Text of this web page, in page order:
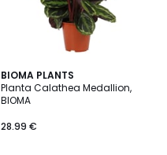
BIOMA PLANTS
Planta Calathea Medallion,
BIOMA
28.99 €